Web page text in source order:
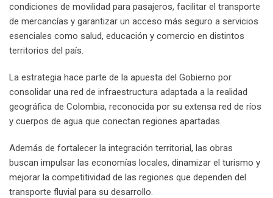
condiciones de movilidad para pasajeros, facilitar el transporte
de mercancías y garantizar un acceso más seguro a servicios
esenciales como salud, educación y comercio en distintos
territorios del país.
La estrategia hace parte de la apuesta del Gobierno por
consolidar una red de infraestructura adaptada a la realidad
geográfica de Colombia, reconocida por su extensa red de ríos
y cuerpos de agua que conectan regiones apartadas.
Además de fortalecer la integración territorial, las obras
buscan impulsar las economías locales, dinamizar el turismo y
mejorar la competitividad de las regiones que dependen del
transporte fluvial para su desarrollo.